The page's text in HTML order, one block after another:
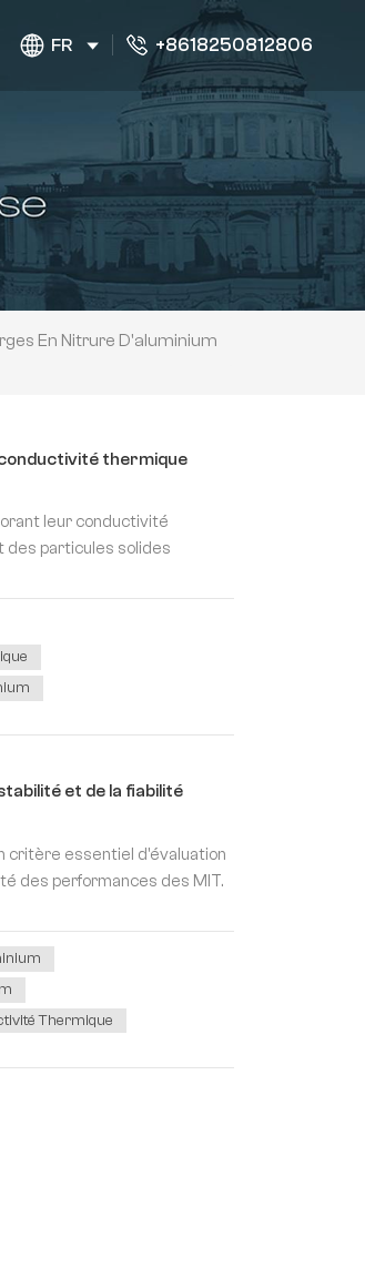
FR +8618250812806
En Nitrure D'aluminium
thermique
leur conductivité
des particules solides
et de la fiabilité
critère essentiel d'évaluation
des performances des MIT.
Thermique